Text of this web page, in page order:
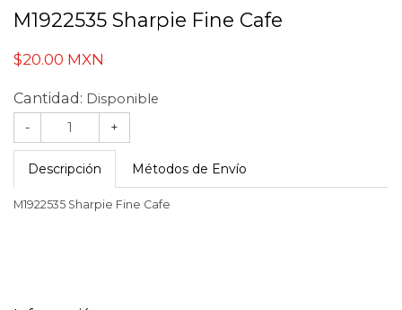
M1922535 Sharpie Fine Cafe
$20.00 MXN
Cantidad: Disponible
-
+
Descripción Métodos de Envío
M1922535 Sharpie Fine Cafe